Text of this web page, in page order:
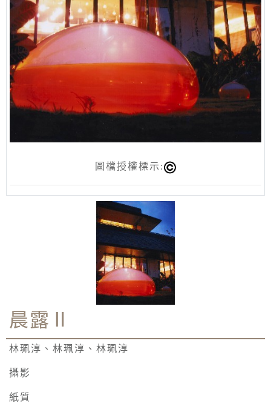
圖檔授權標示:
晨露Ⅱ
林珮淳、林珮淳、林珮淳
攝影
紙質